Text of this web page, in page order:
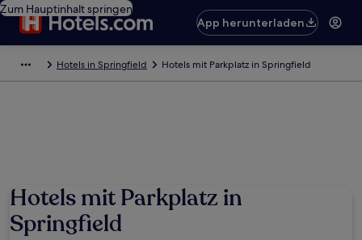
Zum Hauptinhalt springen
App herunterladen
Hotels in Springfield Hotels mit Parkplatz in Springfield
Hotels mit Parkplatz in
Springfield